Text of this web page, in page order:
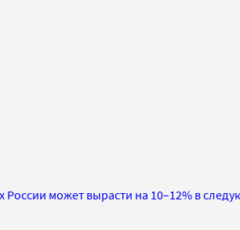
России может вырасти на 10–12% в